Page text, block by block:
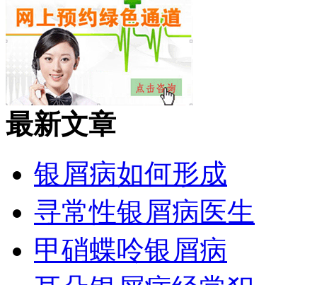
最新文章
银屑病如何形成
寻常性银屑病医生
甲硝蝶呤银屑病